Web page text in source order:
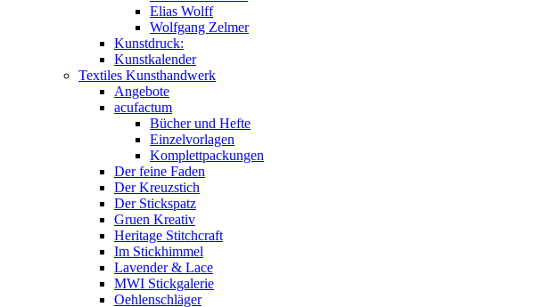
Elias Wolff
Wolfgang Zelmer
Kunstdruck:
Kunstkalender
Textiles Kunsthandwerk
Angebote
acufactum
Bücher und Hefte
Einzelvorlagen
Komplettpackungen
Der feine Faden
Der Kreuzstich
Der Stickspatz
Gruen Kreativ
Heritage Stitchcraft
Im Stickhimmel
Lavender & Lace
MWI Stickgalerie
Oehlenschläger